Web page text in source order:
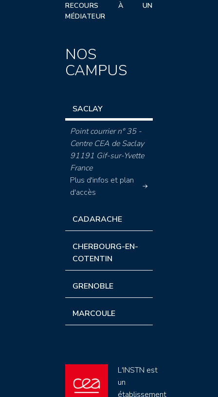
RECOURS À UN
MÉDIATEUR
NOS
CAMPUS
SACLAY
Point courrier n° 35 -
Centre CEA de Saclay
91191 Gif-sur-Yvette
France
Plus d'infos et plan
d'accès
CADARACHE
CHERBOURG-EN-
COTENTIN
GRENOBLE
MARCOULE
L'INSTN est
un
établissement